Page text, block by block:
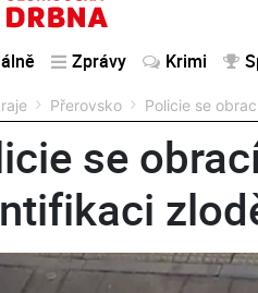
Zprávy Krimi
Přerovsko Policie se
se